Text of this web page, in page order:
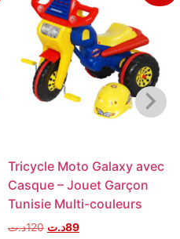
Tricycle Moto Galaxy avec
Casque – Jouet Garçon
Tunisie Multi-couleurs
120د.ت 89د.ت